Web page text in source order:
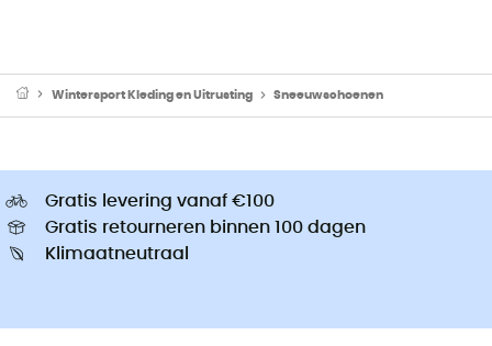
Wintersport Kleding en Uitrusting Sneeuwschoenen
Gratis levering vanaf €100
Gratis retourneren binnen 100 dagen
Klimaatneutraal